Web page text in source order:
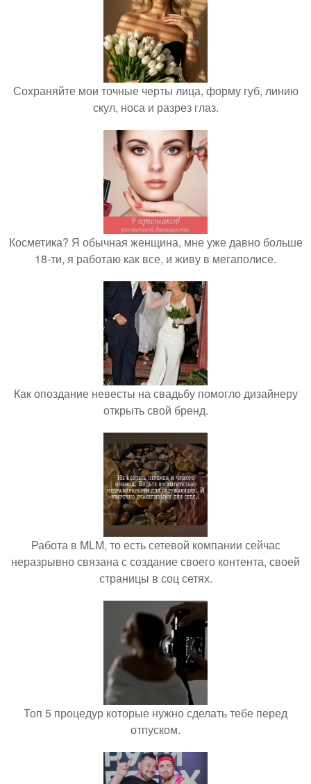
Сохраняйте мои точные черты лица, форму губ, линию
скул, носа и разрез глаз.
Косметика? Я обычная женщина, мне уже давно больше
18-ти, я работаю как все, и живу в мегаполисе.
Как опоздание невесты на свадьбу помогло дизайнеру
открыть свой бренд.
Работа в MLM, то есть сетевой компании сейчас
неразрывно связана с создание своего контента, своей
страницы в соц сетях.
Топ 5 процедур которые нужно сделать тебе перед
отпуском.